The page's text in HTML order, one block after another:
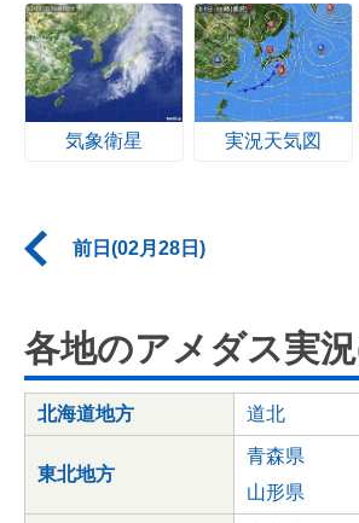
気象衛星 実況天気図
前日(02月28日)
各地のアメダス実
北海道地方 道北
東北地方
青森県
山形県